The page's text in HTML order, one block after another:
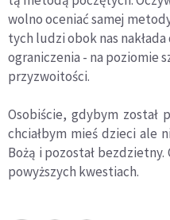
wolno oceniać samej
tych ludzi obok nas
ograniczenia - na poziomie
przyzwoitości.
Osobiście, gdybym został
chciałbym mieś dzieci ale
Bożą i pozostał
powyższych kwestiach.